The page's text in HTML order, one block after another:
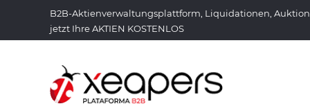
B2B-Aktienverwaltungsplattform, Liquidationen,
jetzt Ihre AKTIEN KOSTENLOS